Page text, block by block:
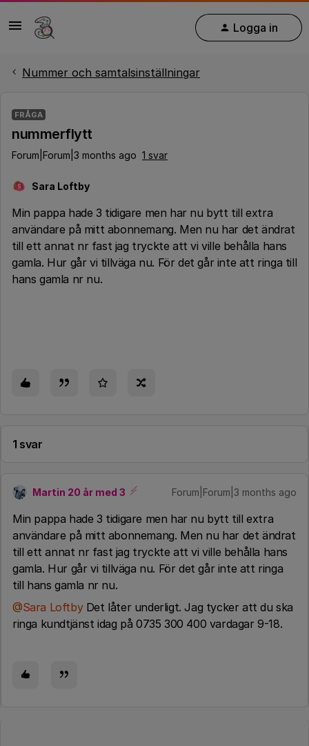
Logga in
Nummer och samtalsinställningar
FRÅGA
nummerflytt
Forum|Forum|3 months ago 1 svar
S Sara Loftby
Min pappa hade 3 tidigare men har nu bytt till extra
användare på mitt abonnemang. Men nu har det ändrat
till ett annat nr fast jag tryckte att vi ville behålla hans
gamla. Hur går vi tillväga nu. För det går inte att ringa till
hans gamla nr nu.
1 svar
Martin 20 år med 3 Forum|Forum|3 months ago
Min pappa hade 3 tidigare men har nu bytt till extra
användare på mitt abonnemang. Men nu har det ändrat
till ett annat nr fast jag tryckte att vi ville behålla hans
gamla. Hur går vi tillväga nu. För det går inte att ringa
till hans gamla nr nu.
@Sara LoftbyDet låter underligt. Jag tycker att du ska
ringa kundtjänst idag på 0735 300 400 vardagar 9-18.